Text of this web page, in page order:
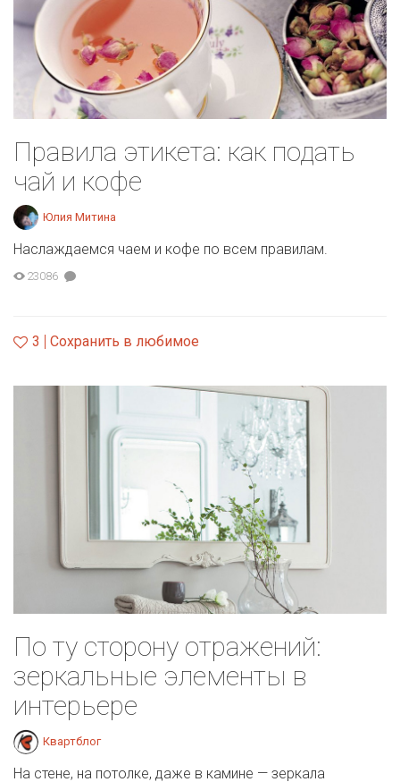
Правила этикета: как подать
чай и кофе
Юлия Митина
Наслаждаемся чаем и кофе по всем правилам.
23086
3 Сохранить в любимое
По ту сторону отражений:
зеркальные элементы в
интерьере
Квартблог
На стене, на потолке, даже в камине — зеркала